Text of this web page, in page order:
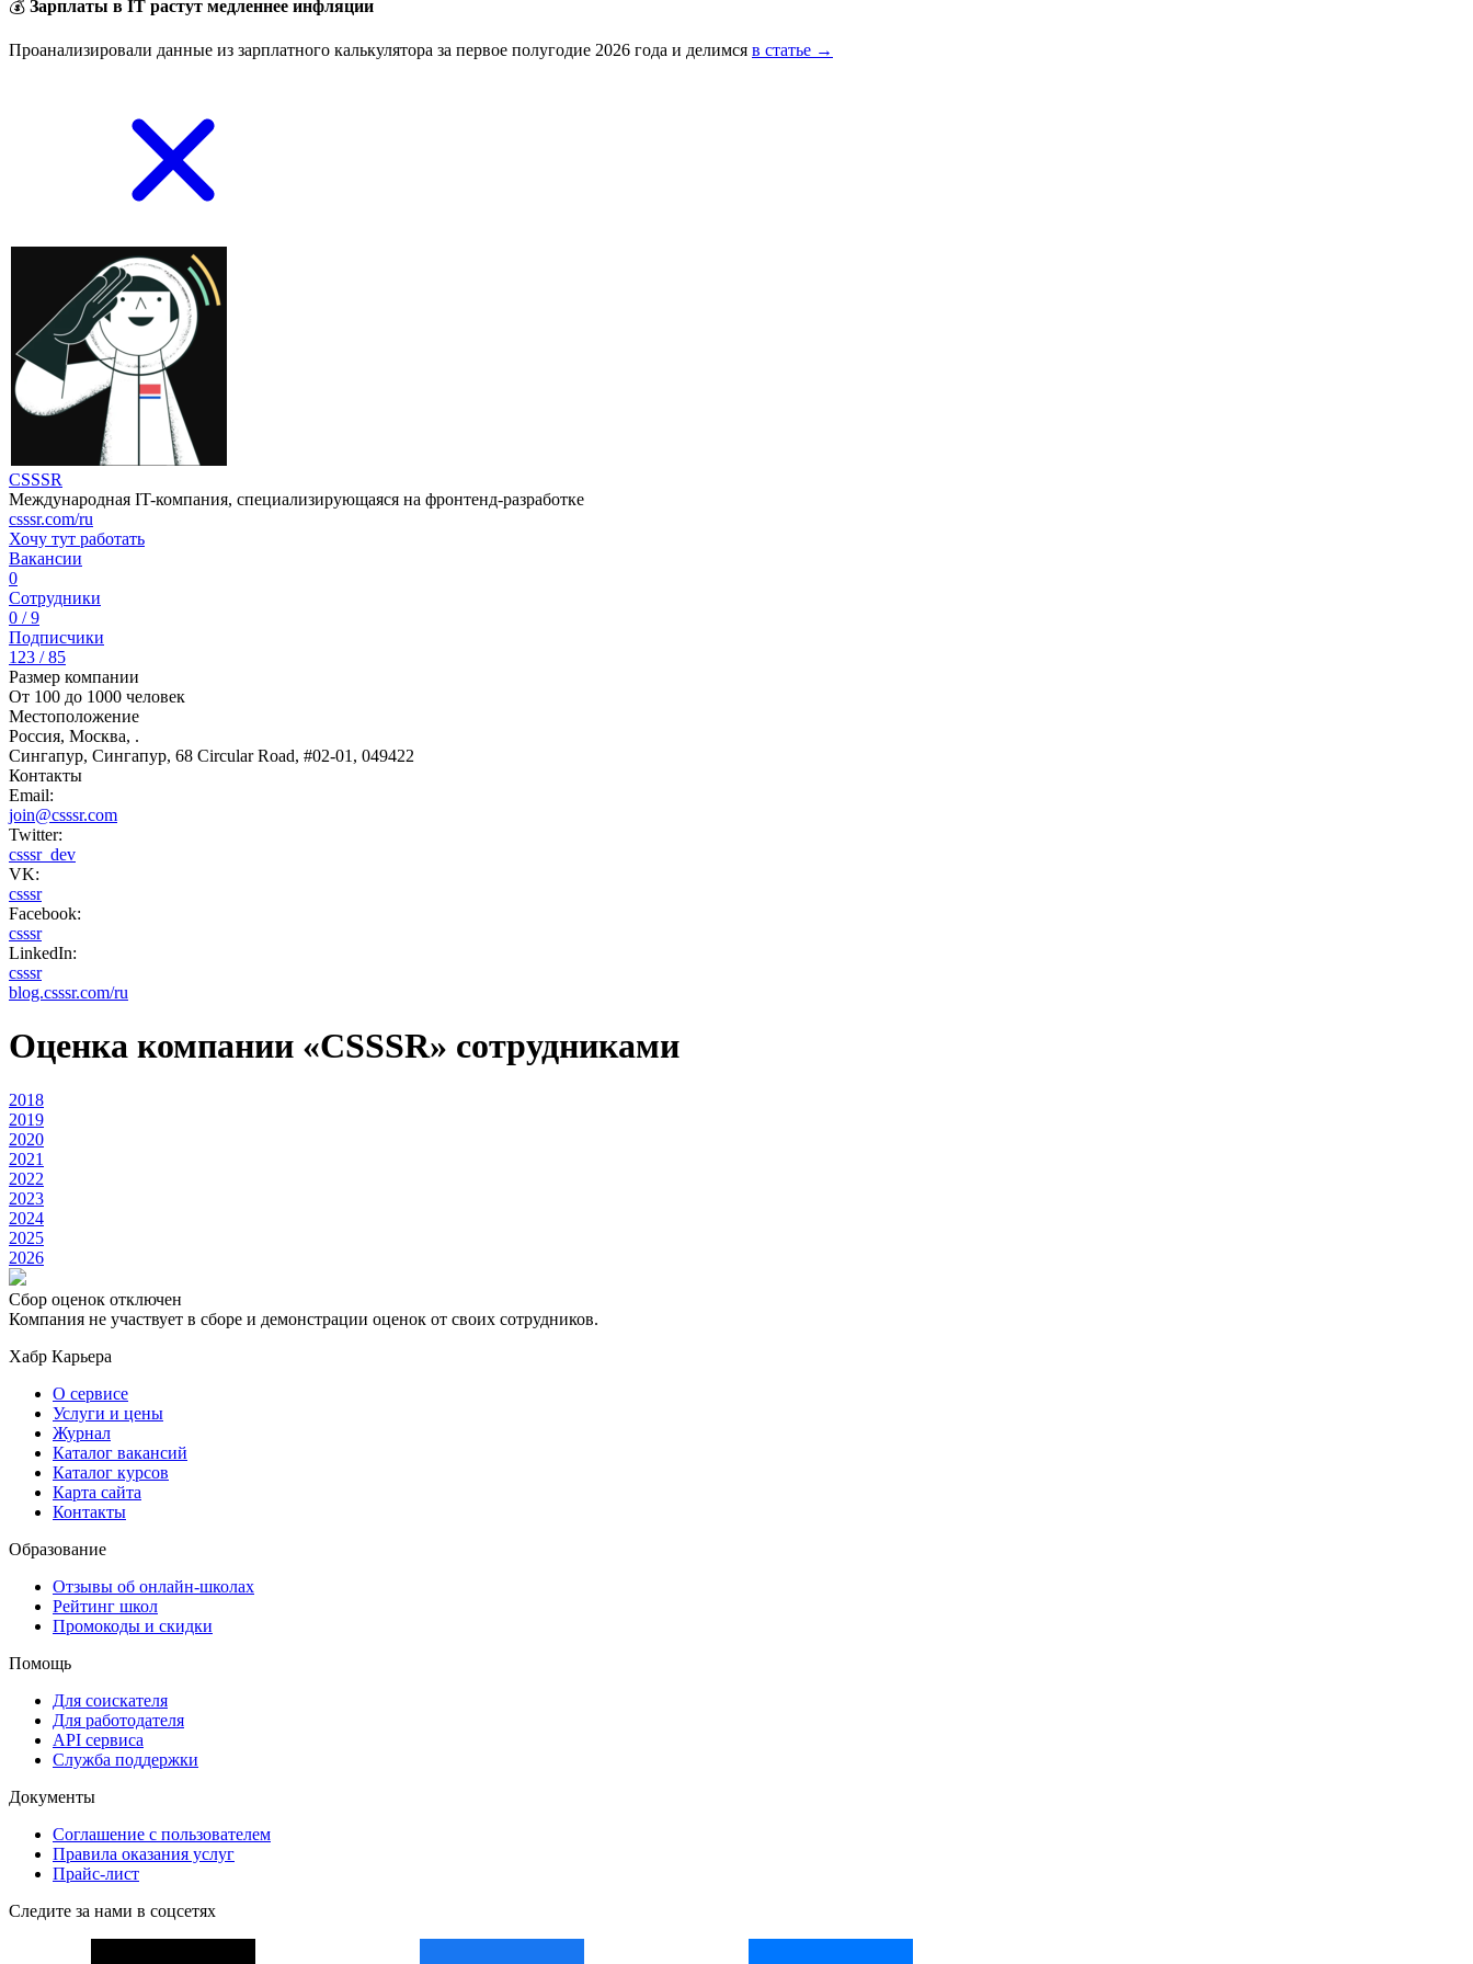
💰 Зарплаты в IT растут медленнее инфляции
Проанализировали данные из зарплатного калькулятора за первое полугодие 2026 года и делимся в статье →
CSSSR
Международная IT-компания, специализирующаяся на фронтенд-разработке
csssr.com/ru
Хочу тут работать
Вакансии
0
Сотрудники
0 / 9
Подписчики
123 / 85
Размер компании
От 100 до 1000 человек
Местоположение
Россия, Москва, .
Сингапур, Сингапур, 68 Circular Road, #02-01, 049422
Контакты
Email:
join@csssr.com
Twitter:
csssr_dev
VK:
csssr
Facebook:
csssr
LinkedIn:
csssr
blog.csssr.com/ru
Оценка компании «CSSSR» сотрудниками
2018
2019
2020
2021
2022
2023
2024
2025
2026
Сбор оценок отключен
Компания не участвует в сборе и демонстрации оценок от своих сотрудников.
Хабр Карьера
О сервисе
Услуги и цены
Журнал
Каталог вакансий
Каталог курсов
Карта сайта
Контакты
Образование
Отзывы об онлайн-школах
Рейтинг школ
Промокоды и скидки
Помощь
Для соискателя
Для работодателя
API сервиса
Служба поддержки
Документы
Соглашение с пользователем
Правила оказания услуг
Прайс-лист
Следите за нами в соцсетях